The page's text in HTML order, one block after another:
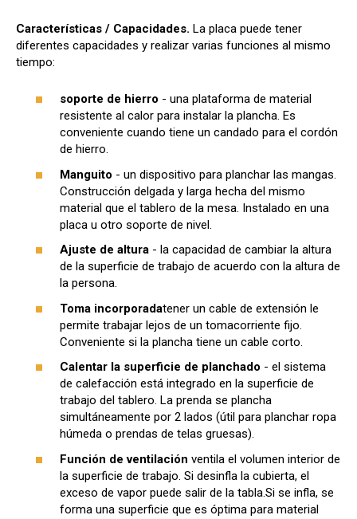
Características / Capacidades. La placa puede tener
diferentes capacidades y realizar varias funciones al mismo
tiempo:
soporte de hierro - una plataforma de material
resistente al calor para instalar la plancha. Es
conveniente cuando tiene un candado para el cordón
de hierro.
Manguito - un dispositivo para planchar las mangas.
Construcción delgada y larga hecha del mismo
material que el tablero de la mesa. Instalado en una
placa u otro soporte de nivel.
Ajuste de altura - la capacidad de cambiar la altura
de la superficie de trabajo de acuerdo con la altura de
la persona.
Toma incorporadatener un cable de extensión le
permite trabajar lejos de un tomacorriente fijo.
Conveniente si la plancha tiene un cable corto.
Calentar la superficie de planchado - el sistema
de calefacción está integrado en la superficie de
trabajo del tablero. La prenda se plancha
simultáneamente por 2 lados (útil para planchar ropa
húmeda o prendas de telas gruesas).
Función de ventilación ventila el volumen interior de
la superficie de trabajo. Si desinfla la cubierta, el
exceso de vapor puede salir de la tabla.Si se infla, se
forma una superficie que es óptima para material